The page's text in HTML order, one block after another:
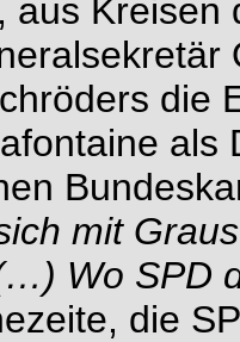
aus
die
als
mit
Wo SPD
die